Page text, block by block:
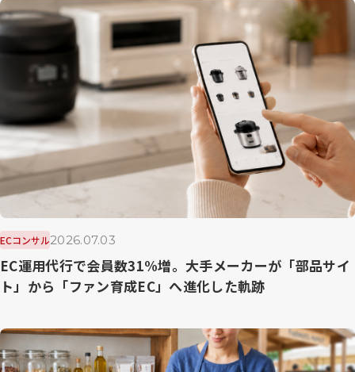
ECコンサル2026.07.03
EC運用代行で会員数31%増。大手メーカーが「部品サイ
ト」から「ファン育成EC」へ進化した軌跡